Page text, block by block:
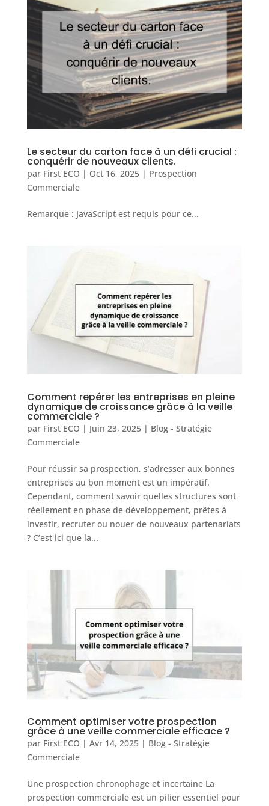
Le secteur du carton face à un défi crucial :
conquérir de nouveaux clients.
par First ECO | Oct 16, 2025| Prospection
Commerciale
Remarque : JavaScript est requis pour ce...
Comment repérer les entreprises en pleine
dynamique de croissance grâce à la veille
commerciale ?
par First ECO | Juin 23, 2025| Blog - Stratégie
Commerciale
Pour réussir sa prospection, s’adresser aux bonnes
entreprises au bon moment est un impératif.
Cependant, comment savoir quelles structures sont
réellement en phase de développement, prêtes à
investir, recruter ou nouer de nouveaux partenariats
? C’est ici que la...
Comment optimiser votre prospection
grâce à une veille commerciale efficace ?
par First ECO | Avr 14, 2025| Blog - Stratégie
Commerciale
Une prospection chronophage et incertaine La
prospection commerciale est un pilier essentiel pour